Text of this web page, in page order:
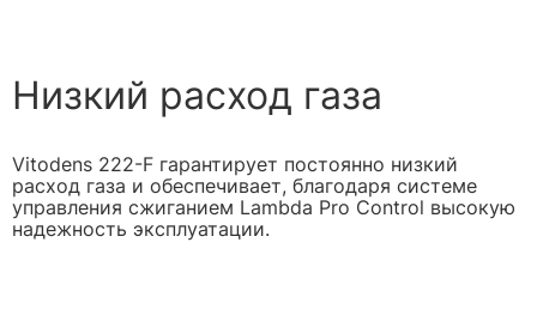
Низкий расход газа
Vitodens 222-F гарантирует постоянно низкий
расход газа и обеспечивает, благодаря системе
управления сжиганием Lambda Pro Control высокую
надежность эксплуатации.